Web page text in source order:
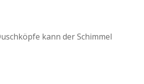
kann der Schimmel